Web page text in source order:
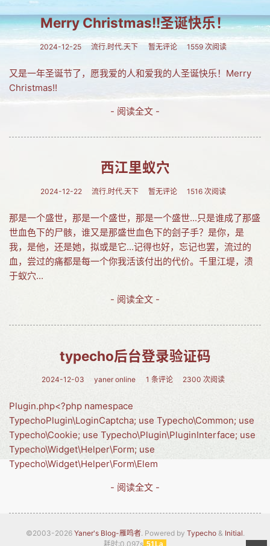
网友情怀
链接
Nav
留言
Merry Christmas!!圣诞快乐！
2024-12-25 流行.时代.天下 暂无评论 1559 次阅读
又是一年圣诞节了，愿我爱的人和爱我的人圣诞快乐！Merry
Christmas!!
- 阅读全文 -
西江里蚁穴
2024-12-22 流行.时代.天下 暂无评论 1516 次阅读
那是一个盛世，那是一个盛世，那是一个盛世...只是谁成了那盛
世血色下的尸骸，谁又是那盛世血色下的刽子手？是你，是
我，是他，还是她，拟或是它...记得也好，忘记也罢，流过的
血，尝过的痛都是每一个你我活该付出的代价。千里江堤，溃
于蚁穴...
- 阅读全文 -
typecho后台登录验证码
2024-12-03 yaner online 1 条评论 2300 次阅读
Plugin.php<?php namespace
TypechoPlugin\LoginCaptcha; use Typecho\Common; use
Typecho\Cookie; use Typecho\Plugin\PluginInterface; use
Typecho\Widget\Helper\Form; use
Typecho\Widget\Helper\Form\Elem
- 阅读全文 -
©2003-2026 Yaner's Blog-雁鸣者. Powered by Typecho& Initial.
耗时:0.097s